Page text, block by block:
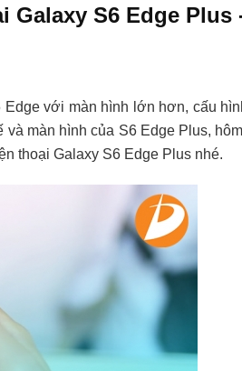
S6 Edge Plus
với màn hình lớn hơn, cấu
màn hình của S6 Edge Plus,
thoại Galaxy S6 Edge Plus nhé.